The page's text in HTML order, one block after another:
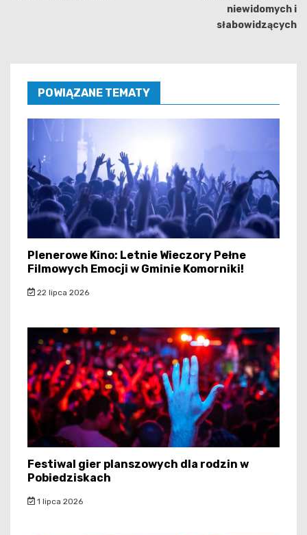
niewidomych i
słabowidzących
POWIĄZANE TEMATY
Plenerowe Kino: Letnie Wieczory Pełne
Filmowych Emocji w Gminie Komorniki!
22 lipca 2026
Festiwal gier planszowych dla rodzin w
Pobiedziskach
1 lipca 2026